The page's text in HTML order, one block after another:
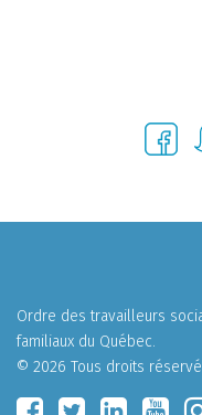
Ordre des travailleurs
familiaux du Québec.
© 2026 Tous droits